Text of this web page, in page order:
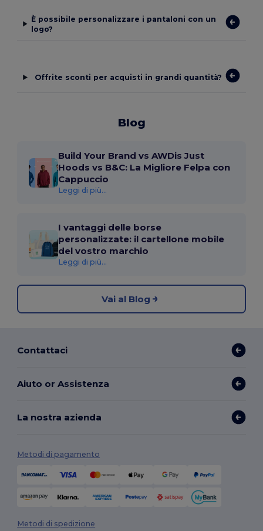
È possibile personalizzare i pantaloni con un
logo?
Offrite sconti per acquisti in grandi quantità?
Blog
Build Your Brand vs AWDis Just
Hoods vs B&C: La Migliore Felpa con
Cappuccio
Leggi di più...
I vantaggi delle borse
personalizzate: il cartellone mobile
del vostro marchio
Leggi di più...
Vai al Blog
Contattaci
Aiuto or Assistenza
La nostra azienda
Metodi di pagamento
Metodi di spedizione